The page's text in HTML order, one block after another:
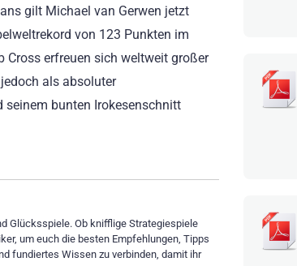
gilt Michael van Gerwen jetzt
von 123 Punkten im
Cross erfreuen sich weltweit großer
als absoluter
bunten Irokesenschnitt
Glücksspiele. Ob knifflige Strategiespiele
um euch die besten Empfehlungen, Tipps
fundiertes Wissen zu verbinden, damit ihr